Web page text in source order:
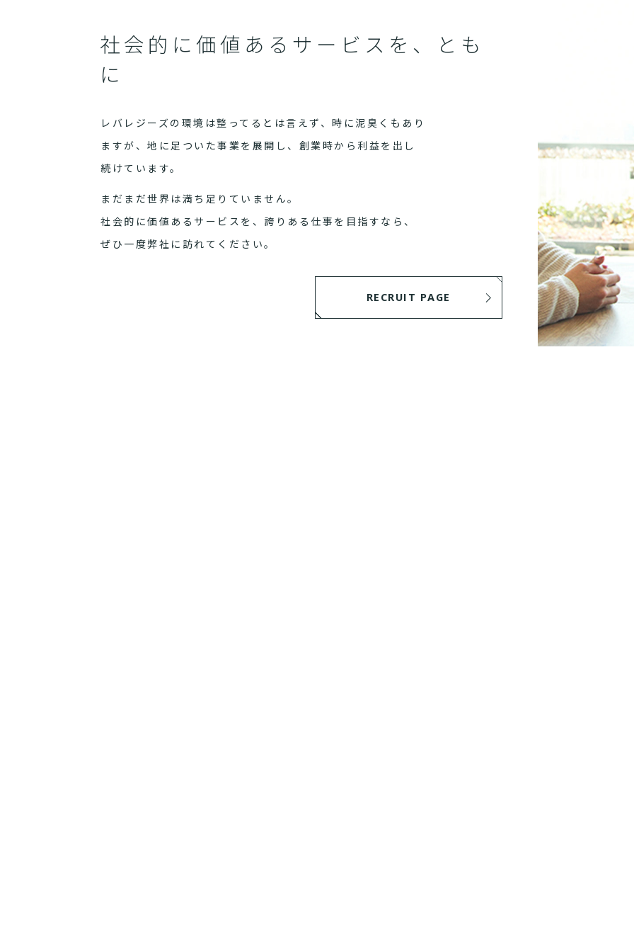
社会的に価値あるサービスを、とも
に
レバレジーズの環境は整ってるとは言えず、時に泥臭くもあり
ますが、地に足ついた事業を展開し、創業時から利益を出し
続けています。
まだまだ世界は満ち足りていません。
社会的に価値あるサービスを、誇りある仕事を目指すなら、
ぜひ一度弊社に訪れてください。
RECRUIT PAGE